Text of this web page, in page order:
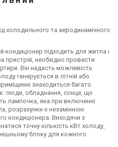
холодильного та аеродинамічного
кондиціонер підходить для житла і
пристрій, необхідно провести
Він надасть можливість
генерується в літній або
знаходиться багато
люди, обладнання, сонце, що
лампочка, яка при включенні
розрахунки є незамінною
кондиціонера. Виходячи з
точну кількість кВт холоду,
блоку для кожного